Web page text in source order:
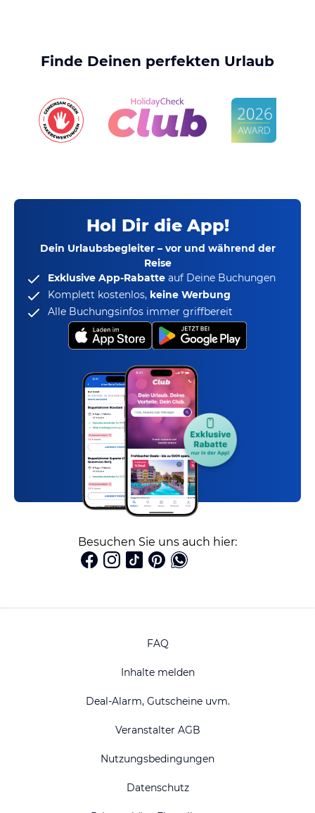
Finde Deinen perfekten Urlaub
Hol Dir die App!
Dein Urlaubsbegleiter – vor und während der
Reise
Exklusive App-Rabatte auf Deine Buchungen
Komplett kostenlos, keine Werbung
Alle Buchungsinfos immer griffbereit
Besuchen Sie uns auch hier:
FAQ
Inhalte melden
Deal-Alarm, Gutscheine uvm.
Veranstalter AGB
Nutzungsbedingungen
Datenschutz